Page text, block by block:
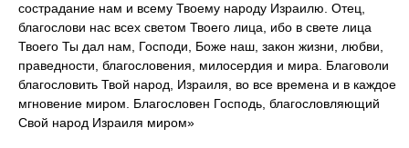
сострадание нам и всему Твоему народу Израилю. Отец,
благослови нас всех светом Твоего лица, ибо в свете лица
Твоего Ты дал нам, Господи, Боже наш, закон жизни, любви,
праведности, благословения, милосердия и мира. Благоволи
благословить Твой народ, Израиля, во все времена и в каждое
мгновение миром. Благословен Господь, благословляющий
Свой народ Израиля миром»